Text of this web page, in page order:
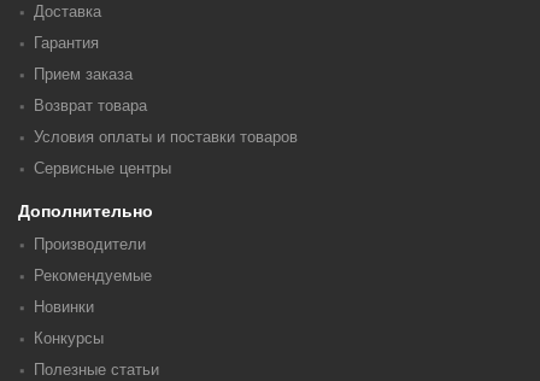
Доставка
Гарантия
Прием заказа
Возврат товара
Условия оплаты и поставки товаров
Сервисные центры
Дополнительно
Производители
Рекомендуемые
Новинки
Конкурсы
Полезные статьи